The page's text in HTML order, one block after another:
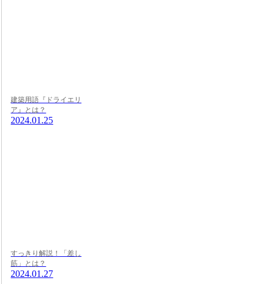
建築用語『ドライエリ
ア』とは？
2024.01.25
すっきり解説！「差し
筋」とは？
2024.01.27